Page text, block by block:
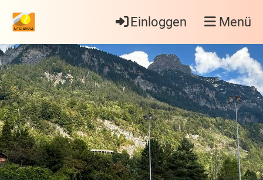
Einloggen Menü